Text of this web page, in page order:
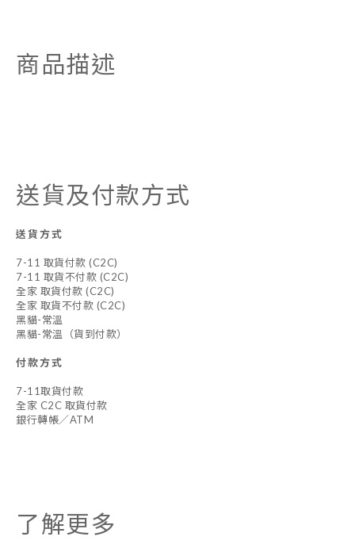
商品描述
送貨及付款方式
送貨方式
7-11 取貨付款 (C2C)
7-11 取貨不付款 (C2C)
全家 取貨付款 (C2C)
全家 取貨不付款 (C2C)
黑貓-常溫
黑貓-常溫（貨到付款）
付款方式
7-11取貨付款
全家 C2C 取貨付款
銀行轉帳／ATM
了解更多